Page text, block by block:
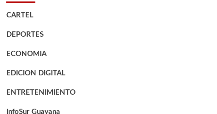
CARTEL
DEPORTES
ECONOMIA
EDICION DIGITAL
ENTRETENIMIENTO
InfoSur Guayana